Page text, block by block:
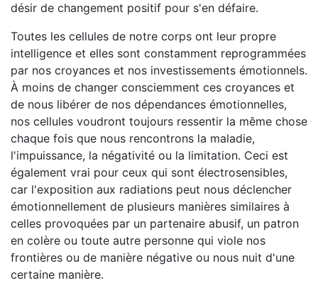
désir de changement positif pour s'en défaire.
Toutes les cellules de notre corps ont leur propre
intelligence et elles sont constamment reprogrammées
par nos croyances et nos investissements émotionnels.
À moins de changer consciemment ces croyances et
de nous libérer de nos dépendances émotionnelles,
nos cellules voudront toujours ressentir la même chose
chaque fois que nous rencontrons la maladie,
l'impuissance, la négativité ou la limitation. Ceci est
également vrai pour ceux qui sont électrosensibles,
car l'exposition aux radiations peut nous déclencher
émotionnellement de plusieurs manières similaires à
celles provoquées par un partenaire abusif, un patron
en colère ou toute autre personne qui viole nos
frontières ou de manière négative ou nous nuit d'une
certaine manière.